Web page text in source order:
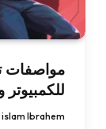
islam Ibrahem